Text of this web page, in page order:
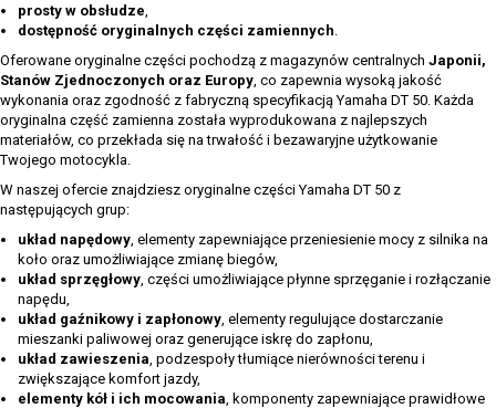
prosty w obsłudze,
dostępność oryginalnych części zamiennych.
Oferowane oryginalne części pochodzą z magazynów centralnych Japonii,
Stanów Zjednoczonych oraz Europy, co zapewnia wysoką jakość
wykonania oraz zgodność z fabryczną specyfikacją Yamaha DT 50. Każda
oryginalna część zamienna została wyprodukowana z najlepszych
materiałów, co przekłada się na trwałość i bezawaryjne użytkowanie
Twojego motocykla.
W naszej ofercie znajdziesz oryginalne części Yamaha DT 50 z
następujących grup:
układ napędowy, elementy zapewniające przeniesienie mocy z silnika na
koło oraz umożliwiające zmianę biegów,
układ sprzęgłowy, części umożliwiające płynne sprzęganie i rozłączanie
napędu,
układ gaźnikowy i zapłonowy, elementy regulujące dostarczanie
mieszanki paliwowej oraz generujące iskrę do zapłonu,
układ zawieszenia, podzespoły tłumiące nierówności terenu i
zwiększające komfort jazdy,
elementy kół i ich mocowania, komponenty zapewniające prawidłowe